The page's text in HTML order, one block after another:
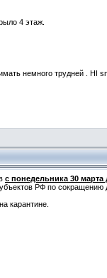
4 этаж.
немного трудней . HI
с понедельника 30
РФ по
карантине.